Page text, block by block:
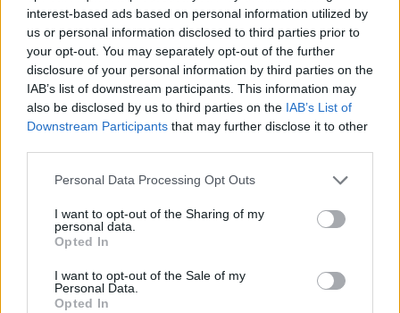
interest-based ads based on personal information utilized by
us or personal information disclosed to third parties prior to
your opt-out. You may separately opt-out of the further
disclosure of your personal information by third parties on the
IAB’s list of downstream participants. This information may
also be disclosed by us to third parties on the IAB’s List of
Downstream Participants that may further disclose it to other
Personal Data Processing Opt Outs
I want to opt-out of the Sharing of my
personal data.
Opted In
I want to opt-out of the Sale of my
Personal Data.
Opted In
Mau tempo: Praia fluvial do Alamal com cerca de 325 mil euros
do Programa Crescer com o Turismo
A Câmara de Gavião vai receber cerca de 325 mil euros do
Programa Crescer...
3 Agosto, 2026 - 18:30